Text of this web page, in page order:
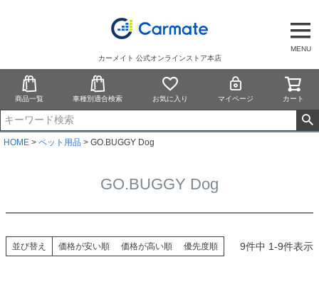
MENU
カーメイト 公式オンラインストア本店
商品一覧 車種別適合検索 お気に入り マイページ カート
HOME ペット用品 GO.BUGGY Dog
GO.BUGGY Dog
並び替え 価格が安い順 価格が高い順 優先度順 9件中 1-9件表示